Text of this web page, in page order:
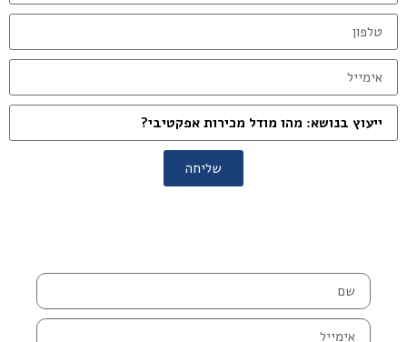
שליחה